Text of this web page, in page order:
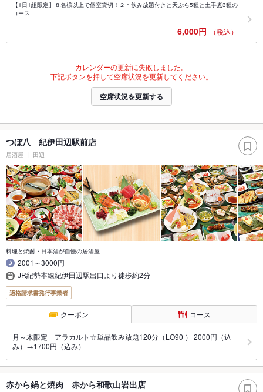
【1日1組限定】８名様以上で個室貸切！２ｈ飲み放題付きと天ぷら5種と土手煮3種の
コース
6,000円 （税込）
カレンダーの更新に失敗しました。
下記ボタンを押して空席状況を更新してください。
空席状況を更新する
つぼ八 紀伊田辺駅前店
居酒屋 田辺
料理と焼酎・日本酒が自慢の居酒屋
2001～3000円
JR紀勢本線紀伊田辺駅出口より徒歩約2分
適格請求書発行事業者
クーポン コース
月～木限定 アラカルト☆単品飲み放題120分（LO90 ） 2000円（込
み）→1700円（込み）
赤から鍋と焼肉 赤から和歌山岩出店